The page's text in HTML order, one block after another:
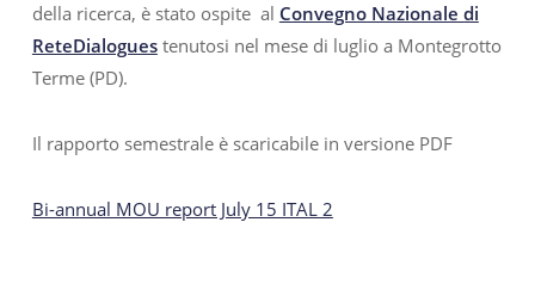
della ricerca, è stato ospite al Convegno Nazionale di
ReteDialoguestenutosi nel mese di luglio a Montegrotto
Terme (PD).
Il rapporto semestrale è scaricabile in versione PDF
Bi-annual MOU report July 15 ITAL 2